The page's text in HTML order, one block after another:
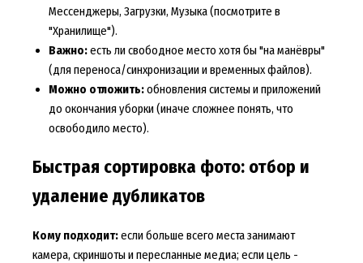
Мессенджеры, Загрузки, Музыка (посмотрите в
"Хранилище").
Важно:есть ли свободное место хотя бы "на манёвры"
(для переноса/синхронизации и временных файлов).
Можно отложить:обновления системы и приложений
до окончания уборки (иначе сложнее понять, что
освободило место).
Быстрая сортировка фото: отбор и
удаление дубликатов
Кому подходит:если больше всего места занимают
камера, скриншоты и пересланные медиа; если цель -